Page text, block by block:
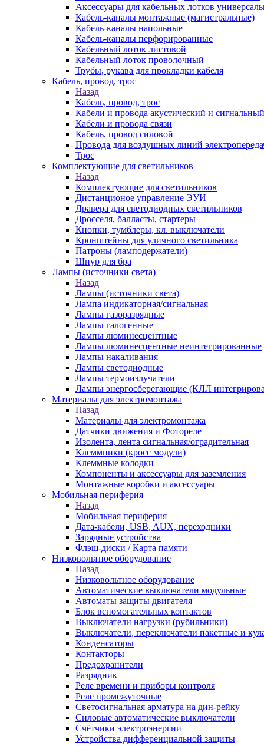
Аксессуары для кабельных лотков
Кабель-каналы монтажные (магистральные)
Кабель-каналы напольные
Кабель-каналы перфорированные
Кабельный лоток листовой
Кабельный лоток проволочный
Трубы, рукава для прокладки кабеля
Кабель, провод, трос
Назад
Кабель, провод, трос
Кабели и провода акустический и сигнальный
Кабели и провода связи
Кабель, провод силовой
Провода для воздушных линий
Трос
Комплектующие для светильников
Назад
Комплектующие для светильников
Дистанционое управление ЭУИ
Дравера для светодиодных светильников
Дросселя, балласты, стартеры
Кнопки, тумблеры, кл. выключатели
Кронштейны для уличного светильника
Патроны (ламподержатели)
Шнур для бра
Лампы (источники света)
Назад
Лампы (источники света)
Лампа индикаторная/сигнальная
Лампы газоразрядные
Лампы галогенные
Лампы люминесцентные
Лампы люминесцентные неинтегрированные
Лампы накаливания
Лампы светодиодные
Лампы термоизлучатели
Лампы энергосберегающие (КЛЛ
Материалы для электромонтажа
Назад
Материалы для электромонтажа
Датчики движения и Фотореле
Изолента, лента сигнальная/оградительная
Клеммники (кросс модули)
Клеммные колодки
Компоненты и аксессуары для заземления
Монтажные коробки и аксессуары
Мобильная периферия
Назад
Мобильная периферия
Дата-кабели, USB, AUX, переходники
Зарядные устройства
Флэш-диски / Карта памяти
Низковольтное оборудование
Назад
Низковольтное оборудование
Автоматические выключатели модульные
Автоматы защиты двигателя
Блок вспомогательных контактов
Выключатели нагрузки (рубильники)
Выключатели, переключатели пакетные и
Конденсаторы
Контакторы
Предохранители
Разрядник
Реле времени и приборы контроля
Реле промежуточные
Светосигнальная арматура на дин-рейку
Силовые автоматические выключатели
Счётчики электроэнергии
Устройства дифференциальной защиты